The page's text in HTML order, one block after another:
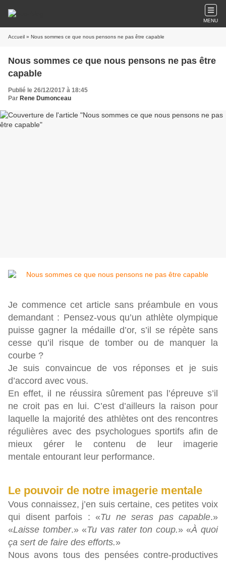
MENU
Accueil » Nous sommes ce que nous pensons ne pas être capable
Nous sommes ce que nous pensons ne pas être
capable
Publié le 26/12/2017 à 18:45
Par Rene Dumonceau
Je commence cet article sans préambule en vous
demandant : Pensez-vous qu’un athlète olympique
puisse gagner la médaille d’or, s’il se répète sans
cesse qu’il risque de tomber ou de manquer la
courbe ?
Je suis convaincue de vos réponses et je suis
d’accord avec vous.
En effet, il ne réussira sûrement pas l’épreuve s’il
ne croit pas en lui. C’est d’ailleurs la raison pour
laquelle la majorité des athlètes ont des rencontres
régulières avec des psychologues sportifs afin de
mieux gérer le contenu de leur imagerie
mentale entourant leur performance.
Le pouvoir de notre imagerie mentale
Vous connaissez, j’en suis certaine, ces petites voix
qui disent parfois : «Tu ne seras pas capable.»
«Laisse tomber.» «Tu vas rater ton coup.» «À quoi
ça sert de faire des efforts.»
Nous avons tous des pensées contre-productives